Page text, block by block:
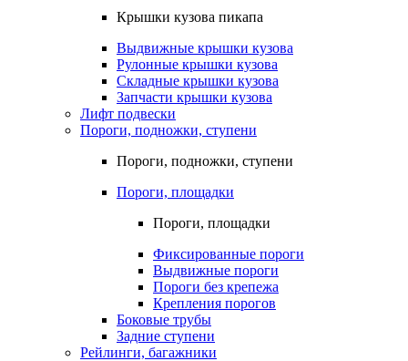
Крышки кузова пикапа
Выдвижные крышки кузова
Рулонные крышки кузова
Складные крышки кузова
Запчасти крышки кузова
Лифт подвески
Пороги, подножки, ступени
Пороги, подножки, ступени
Пороги, площадки
Пороги, площадки
Фиксированные пороги
Выдвижные пороги
Пороги без крепежа
Крепления порогов
Боковые трубы
Задние ступени
Рейлинги, багажники